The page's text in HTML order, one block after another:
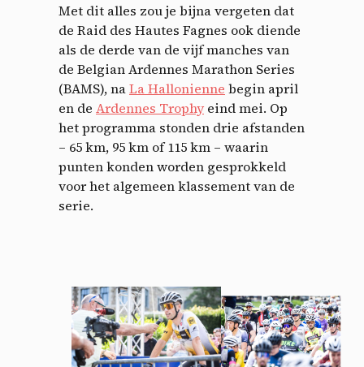
Met dit alles zou je bijna vergeten dat
de Raid des Hautes Fagnes ook diende
als de derde van de vijf manches van
de Belgian Ardennes Marathon Series
(BAMS), naLa Hallonienne begin april
en de Ardennes Trophy eind mei. Op
het programma stonden drie afstanden
– 65 km, 95 km of 115 km – waarin
punten konden worden gesprokkeld
voor het algemeen klassement van de
serie.